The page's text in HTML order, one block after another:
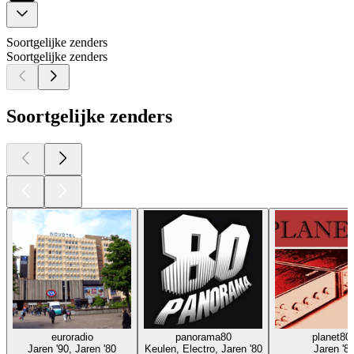
Soortgelijke zenders
Soortgelijke zenders
Soortgelijke zenders
euroradio
Jaren '90, Jaren '80
panorama80
Keulen, Electro, Jaren '80
Jaren '80